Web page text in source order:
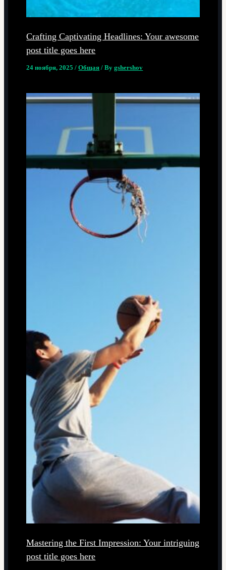
Crafting Captivating Headlines: Your awesome
post title goes here
24 ноября, 2025/Общая / Bygshershov
Mastering the First Impression: Your intriguing
post title goes here